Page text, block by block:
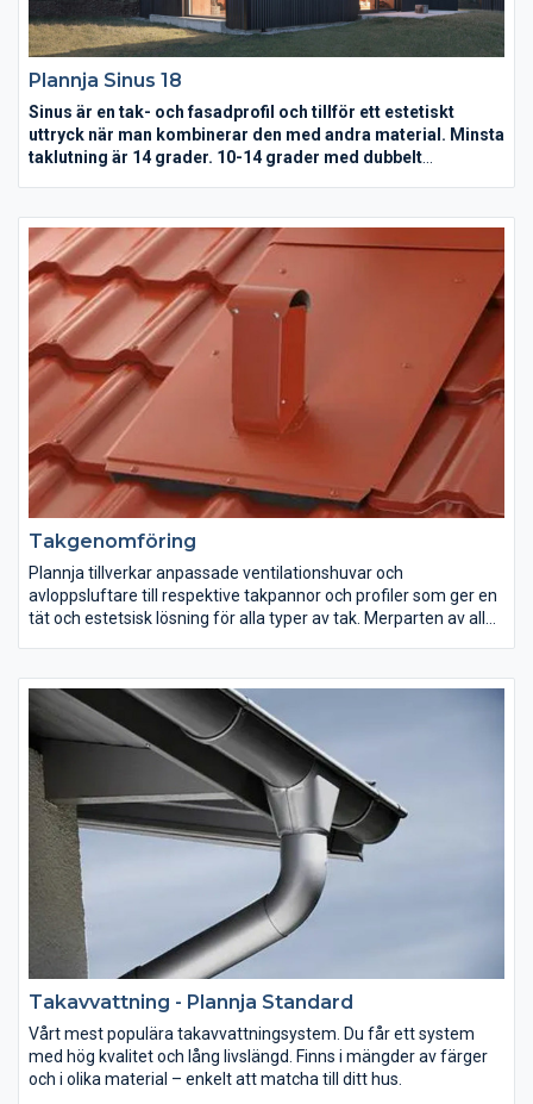
Plannja Sinus 18
Sinus är en tak- och fasadprofil och tillför ett estetiskt
uttryck när man kombinerar den med andra material. Minsta
taklutning är 14 grader. 10-14 grader med dubbelt
Sinus böljande linjespel passar för fasad men också för tak.
Den vackra plåtprofilen används interiört och exteriört på
kommersiella fastigheter och varför inte som spännande
accent på villan? Framförallt tillför Sinus byggnader ett
estetiskt uttryck när man kombinerar den med andra material
såsom t ex puts eller trä.
Takgenomföring
Plannja tillverkar anpassade ventilationshuvar och
avloppsluftare till respektive takpannor och profiler som ger en
tät och estetsisk lösning för alla typer av tak. Merparten av alla
avloppssystem. Plannja Takgenomföringar är enkla att
montera och att justera till olika taklutningar då de är ställbara
mellan 14-45°.
Takavvattning - Plannja Standard
Vårt mest populära takavvattningsystem. Du får ett system
med hög kvalitet och lång livslängd. Finns i mängder av färger
och i olika material – enkelt att matcha till ditt hus.